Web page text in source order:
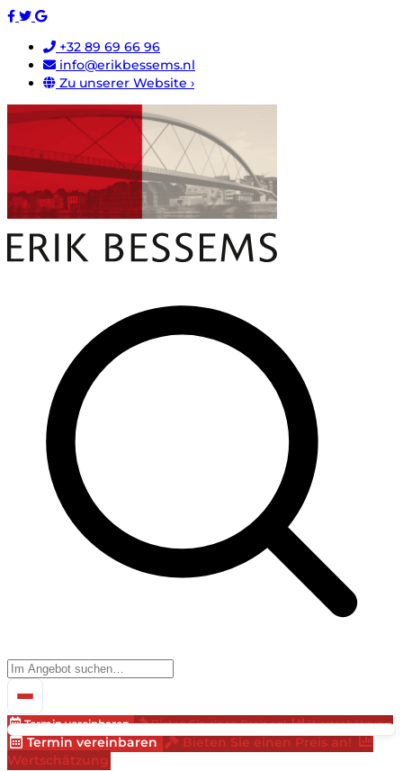
+32 89 69 66 96
info@erikbessems.nl
Zu unserer Website ›
Termin vereinbaren Bieten Sie einen Preis an! Wertschätzung
Termin vereinbaren
Bieten Sie einen Preis an!
Wertschätzung